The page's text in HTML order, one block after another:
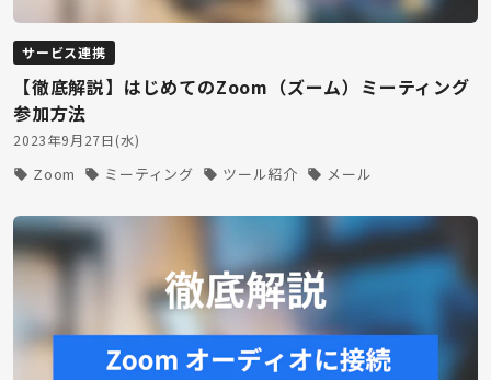
サービス連携
【徹底解説】はじめてのZoom（ズーム）ミーティング
参加方法
2023年9月27日(水)
Zoom ミーティング ツール紹介 メール